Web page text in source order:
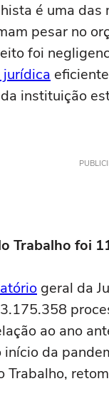
é uma
pesar no
foi
instituição
Trabalho foi
geral da
ao ano
da
Trabalho,